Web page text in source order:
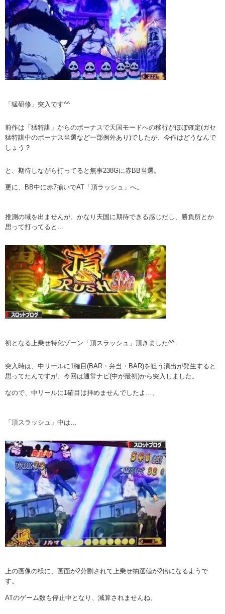
「猛研修」突入です^^
前作は「猛特訓」からのボーナスで天国モードへの移行がほぼ確定(ガセ
猛特訓中のボーナス当選など一部例外あり)でしたが、今作はどうなんで
しょう？
と、期待しながら打ってると無事238Gに赤BB当選。
更に、BB中に赤7揃いでAT「頂ラッシュ」へ。
推測の域を出ませんが、かなり天国に期待できる感じだし、勝負所とか
思って打ってると…
初となる上乗せ特化ゾーン「頂スラッシュ」頂きました^^
突入時は、中リールに1確目(BAR・弁当・BAR)を狙う演出が発生すると
思ってたんですが、今回は通常ナビ(中が最初)から突入しました。
なので、中リールに1確目は拝めませんでしたよ…。
「頂スラッシュ」中は…
上の画像の様に、画面が2分割されて上乗せ抽選値が2倍になるようで
す。
ATのゲーム数も停止中となり、減算されませんね。